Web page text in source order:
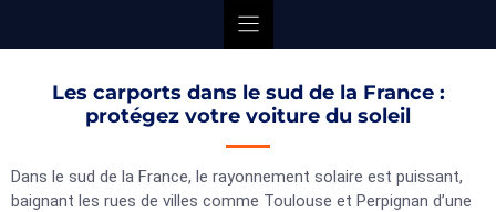
Les carports dans le sud de la France :
protégez votre voiture du soleil
Dans le sud de la France, le rayonnement solaire est puissant,
baignant les rues de villes comme Toulouse et Perpignan d’une